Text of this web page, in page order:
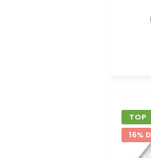
TOP
16%